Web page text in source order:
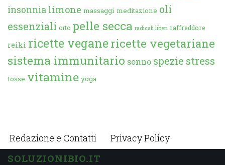
insonnia limone massaggi meditazione oli
essenziali orto pelle secca radicali liberi raffreddore
reiki ricette veganericette vegetariane
sistema immunitario sonno spezie stress
tosse vitamine yoga
Redazione e Contatti Privacy Policy
SOLUZIONIBIO.IT